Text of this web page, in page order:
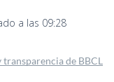
a las 09:28
transparencia de BBCL